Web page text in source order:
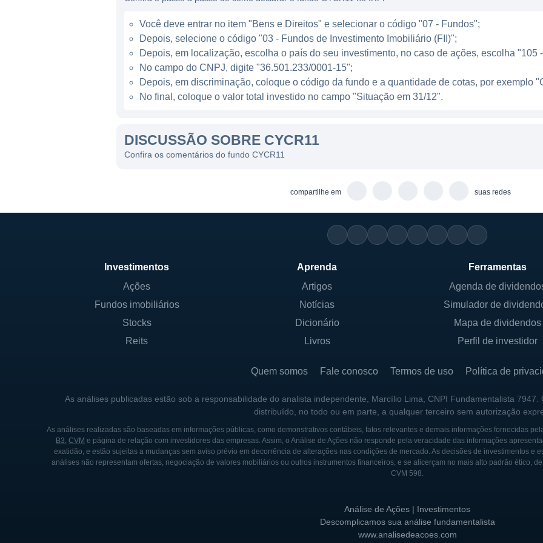
A taxa de administração do CYCR11 é aplicada sobre o patrimônio líquido do fundo,
por aqueles que estão pensando em investir no fundo. Essa taxa é um elemento
na hora de avaliar o retorno efetivo que os cotistas podem esperar.
O CYCR11 também se destaca por sua política de longo prazo, onde o foco é não
imediatos, mas também na valorização dos ativos envolvidos. Assim, o fundo busca
Você deve entrar no item "Bens e Direitos" e selecionar o código "07 - Fundos";
Depois, selecione o código "03 - Fundos de Investimento Imobiliário (FII)";
Depois, em localização, escolha o país do seu investimento, no caso de ações, escolha "105
No campo do CNPJ, digite "36.501.233/0001-15";
Depois, em discriminação, coloque o código da fundo e a quantidade de cotas, por exemplo
No final, coloque o valor total investido no campo "Situação em 31/12".
DISCUSSÃO SOBRE CYCR11
Confira os comentários do fundo CYCR11
compartilhe em suas redes
Investimentos
Ações
Fundos imobiliários
Stocks
Reits
Aprenda
Artigos
Notícias
Dicionário
Livros
Ferramentas
Agenda de
Simulador de
Mapa de dividendos
Perfil de investidor
Quem somos Fale conosco Termos de uso Política de
As análises publicadas estão sob a responsabilidade do analista independente, Marcílio Lima, CNPI Fundamentalista
distribuído, no todo ou em parte, a qualquer terceiro sem autorização
As análises realizadas são baseadas em informações públicas, como demonstrativos contábeis, fatos relevantes e demais informações fornecidas
B3, CVM e página de relação com investidores das empresas. Assim, o Análise de Ações não responde pela veracidade das informações
exatidão, e estão sujeitas a mudanças sem aviso prévio em decorrência de alterações nas condições de mercado. As decisões de investimentos e
análises não representam ofertas, negociação de valores mobiliários ou outros instrumentos financeiros, e se alicerçam no mais alto padrão ético,
CVM 598.
Análise de Ações | Investimentos
Descomplicamos sua análise fundamentalista
www.analisedeacoes.com